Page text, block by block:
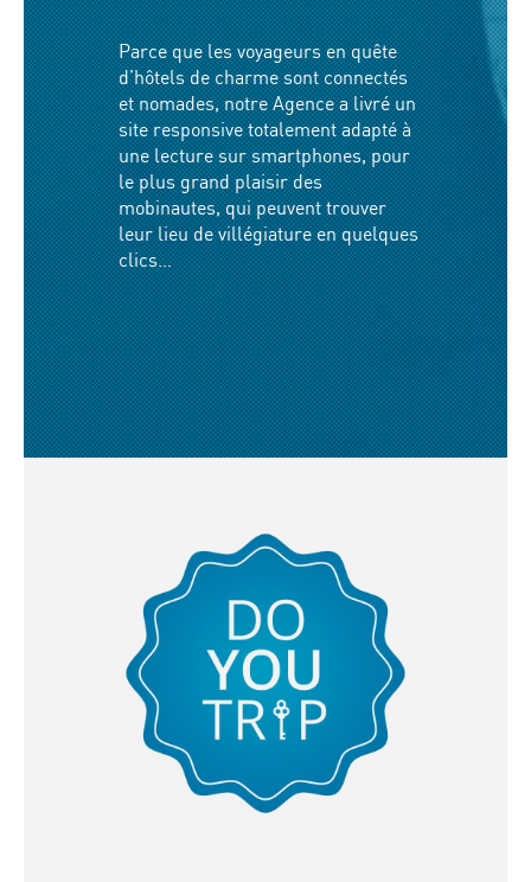
Parce que les voyageurs en quête
d’hôtels de charme sont connectés
et nomades, notre Agence a livré un
site responsive totalement adapté à
une lecture sur smartphones, pour
le plus grand plaisir des
mobinautes, qui peuvent trouver
leur lieu de villégiature en quelques
clics…